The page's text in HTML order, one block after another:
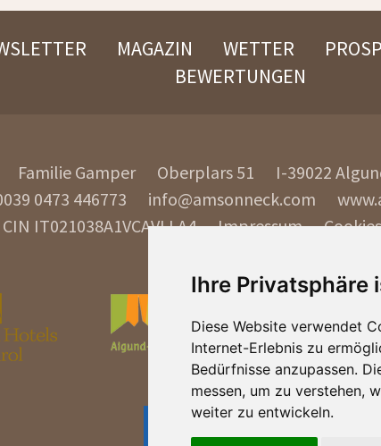
Ihre Privatsphäre
Diese Website verwendet
Internet-Erlebnis zu
Bedürfnisse anzupassen.
messen, um zu verstehen,
weiter zu entwickeln.
MAGAZIN WETTER
BEWERTUNGEN
Familie Gamper Oberplars 51 I-39022
0473 446773 info@amsonneck.com
CIN IT021038A1VCAVLLA4 Impressum Cookies